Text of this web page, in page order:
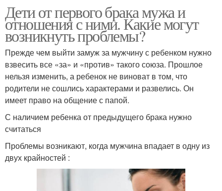
Дети от первого брака мужа и
отношения с ними. Какие могут
возникнуть проблемы?
Прежде чем выйти замуж за мужчину с ребенком нужно
взвесить все «за» и «против» такого союза. Прошлое
нельзя изменить, а ребенок не виноват в том, что
родители не сошлись характерами и развелись. Он
имеет право на общение с папой.
С наличием ребенка от предыдущего брака нужно
считаться
Проблемы возникают, когда мужчина впадает в одну из
двух крайностей :